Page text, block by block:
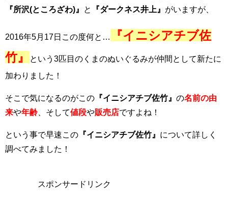
『所沢(ところざわ)』
と 『ダークネス井上』 がいますが、
2016年5月17日この度何と…
『イニシアチブ佐
竹』
という3匹目のくまのぬいぐるみが仲間として新たに
加わりました！
そこで気になるのがこの 『イニシアチブ佐竹』 の名前の由
来や年齢 、そして値段や販売店ですよね！
という事で早速この 『イニシアチブ佐竹』 について詳しく
調べてみました！
スポンサードリンク